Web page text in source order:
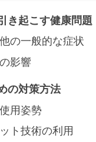
き起こす健康問題
の一般的な症状
影響
の対策方法
用姿勢
ト技術の利用